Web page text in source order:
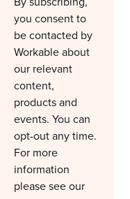
you consent to
be contacted by
Workable about
our relevant
content,
products and
events. You can
opt-out any time.
For more
information
please see our